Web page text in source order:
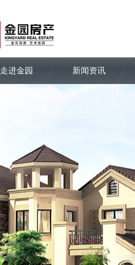
走进金园 新闻资讯